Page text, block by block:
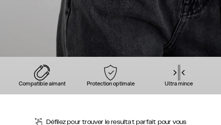
Compatible aimant Protection optimale Ultra mince
Défilez pour trouver le resultat parfait pour vous